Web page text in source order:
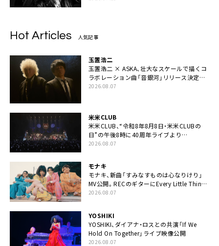
Hot Articles 人気記事
玉置浩二
玉置浩二 × ASKA、壮大なスケールで描くコ
ラボレーション曲「音銀河」リリース決定。
カップリングには新曲「命の宿り」収録も
2026.08.07
米米CLUB
米米CLUB、“令和8年8月8日・米米CLUBの
日”の午後8時に40周年ライブより
「FANtachy medley」を88年限定公開
2026.08.07
モナキ
モナキ、新曲「すみなすものは心なりけり」
MV公開。RECのギターにEvery Little Thing・
伊藤一朗参加も
2026.08.07
YOSHIKI
YOSHIKI、ダイアナ・ロスとの共演「If We
Hold On Together」ライブ映像公開
2026.08.07